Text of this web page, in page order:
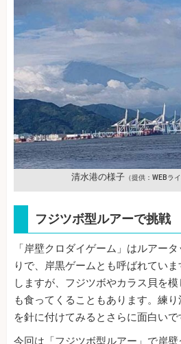
清水港の様子 （提供：WEBラ
フジツボ型ルアーで挑戦
「岸壁クロダイゲーム」はルアー
りで、岸黒ゲームとも呼ばれてい
しますが、フジツボやカラス貝を
も食ってくることもあります。練
を針に付けてみるとさらに面白いで
今回は「フジツボ型ルアー」で岸